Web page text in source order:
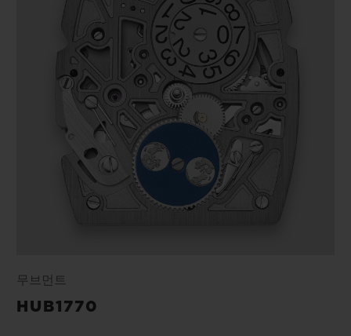
무브먼트
HUB1770